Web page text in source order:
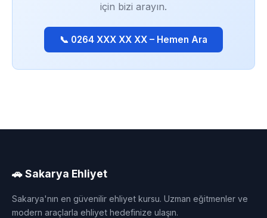
için bizi arayın.
📞 0264 XXX XX XX – Hemen Ara
🚗 Sakarya Ehliyet
Sakarya'nın en güvenilir ehliyet kursu. Uzman eğitmenler ve
modern araçlarla ehliyet hedefinize ulaşın.